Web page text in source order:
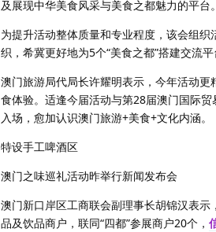
及展现中华美食风采与美食之都魅力的平台。
为提升活动整体质量和专业程度，该会组
织，希冀更好地为5个“美食之都”搭建交流平
澳门旅游局代局长许耀明表示，今年活动
食体验。适逢今届活动与第28届澳门国际
入场，愈加认识澳门旅游+美食+文化内涵。
特设手工啤酒区
澳门之味巡礼活动昨举行新闻发布会
澳门新口岸区工商联会副理事长胡锦汉表
品及饮品商户，联同“四都”参展商户20个，